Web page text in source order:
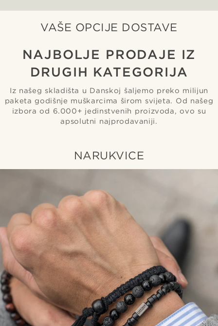
VAŠE OPCIJE DOSTAVE
NAJBOLJE PRODAJE IZ
DRUGIH KATEGORIJA
Iz našeg skladišta u Danskoj šaljemo preko milijun
paketa godišnje muškarcima širom svijeta. Od našeg
izbora od 6.000+ jedinstvenih proizvoda, ovo su
apsolutni najprodavaniji.
NARUKVICE